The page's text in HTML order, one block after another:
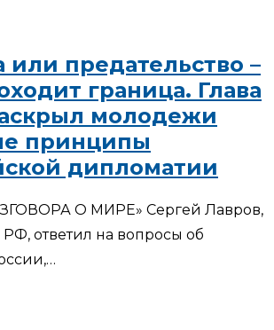
или предательство –
граница. Глава
молодежи
принципы
дипломатии
О МИРЕ» Сергей Лавров,
ответил на вопросы об